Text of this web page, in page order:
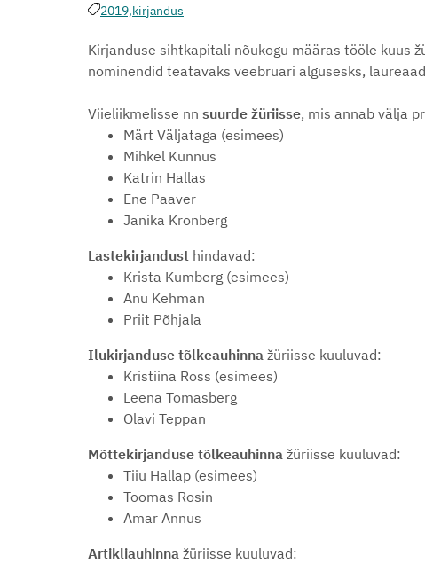
2019,kirjandus
Kirjanduse sihtkapitali nõukogu määras tööle kuus
nominendid teatavaks veebruari algusesks,
Viieliikmelisse nn suurde žüriisse, mis annab välja
Märt Väljataga (esimees)
Mihkel Kunnus
Katrin Hallas
Ene Paaver
Janika Kronberg
Lastekirjandust hindavad:
Krista Kumberg (esimees)
Anu Kehman
Priit Põhjala
Ilukirjanduse tõlkeauhinna žüriisse kuuluvad:
Kristiina Ross (esimees)
Leena Tomasberg
Olavi Teppan
Mõttekirjanduse tõlkeauhinna žüriisse kuuluvad:
Tiiu Hallap (esimees)
Toomas Rosin
Amar Annus
Artikliauhinna žüriisse kuuluvad: